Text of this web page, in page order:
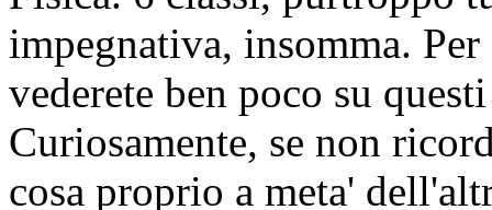
impegnativa, insomma.
vederete ben poco su
Curiosamente, se non
cosa proprio a meta'